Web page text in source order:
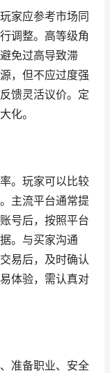
家应参考市场同
调整。高等级角
免过高导致滞
，但不应过度强
馈灵活议价。定
化。
。玩家可以比较
主流平台通常提
号后，按照平台
。与买家沟通
易后，及时确认
体验，需认真对
准备职业、安全